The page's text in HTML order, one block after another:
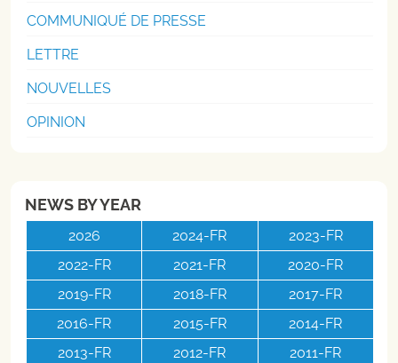
COMMUNIQUÉ DE PRESSE
LETTRE
NOUVELLES
OPINION
NEWS BY YEAR
2026 2024-FR
2023-FR
2022-FR
2021-FR
2020-FR
2019-FR
2018-FR
2017-FR
2016-FR
2015-FR
2014-FR
2013-FR
2012-FR
2011-FR